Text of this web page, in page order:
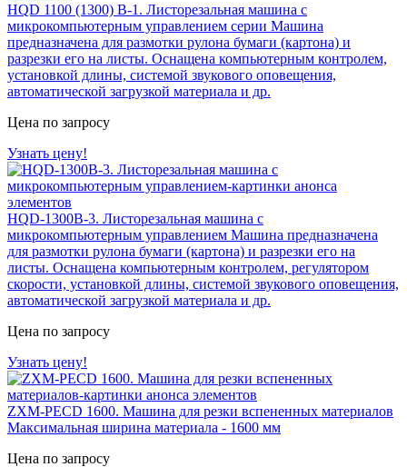
HQD 1100 (1300) В-1. Листорезальная машина с
микрокомпьютерным управлением серии Машина
предназначена для размотки рулона бумаги (картона) и
разрезки его на листы. Оснащена компьютерным контролем,
установкой длины, системой звукового оповещения,
автоматической загрузкой материала и др.
Цена по запросу
Узнать цену!
HQD-1300B-3. Листорезальная машина с
микрокомпьютерным управлением Машина предназначена
для размотки рулона бумаги (картона) и разрезки его на
листы. Оснащена компьютерным контролем, регулятором
скорости, установкой длины, системой звукового оповещения,
автоматической загрузкой материала и др.
Цена по запросу
Узнать цену!
ZXM-PECD 1600. Машина для резки вспененных материалов
Максимальная ширина материала - 1600 мм
Цена по запросу